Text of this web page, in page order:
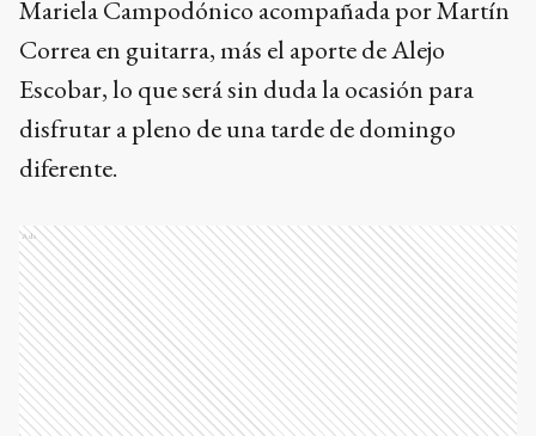
Mariela Campodónico acompañada por Martín
Correa en guitarra, más el aporte de Alejo
Escobar, lo que será sin duda la ocasión para
disfrutar a pleno de una tarde de domingo
diferente.
Ads